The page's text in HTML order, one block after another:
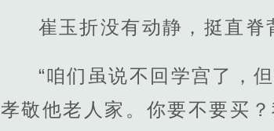
崔玉折没有动静，挺直脊
“咱们虽说不回学宫了，
孝敬他老人家。你要不要买